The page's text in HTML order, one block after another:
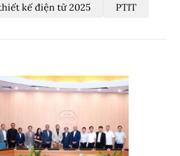
kế điện tử 2025
PTIT